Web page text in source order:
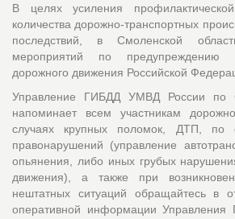
В целях усиления
количества дорожно-транспортных
последствий, в Смоленской
мероприятий по предупреждению
дорожного движения Российской
Управление ГИБДД УМВД России по
напоминает всем участникам
случаях крупных поломок, ДТП, по
правонарушений (управление
опьянения, либо иных грубых
движения), а также при
нештатных ситуаций обращайтесь в
оперативной информации